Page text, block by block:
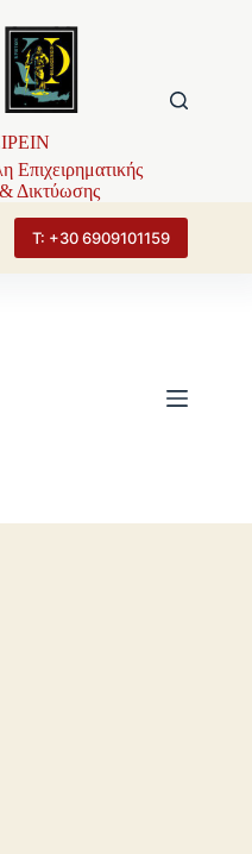
Επιχειρηματικής
Δικτύωσης
Τ: +30 6909101159